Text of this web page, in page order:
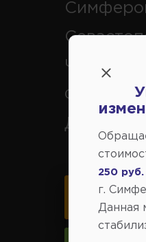
Джанкой.
Карта
250 руб.
г.
Данная